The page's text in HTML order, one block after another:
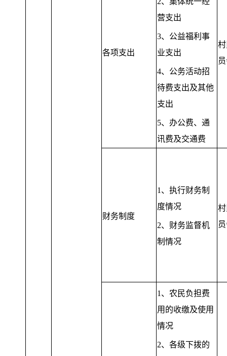
各项支出
营支出
3、公益福利事
业支出
4、公务活动招
待费支出及其他
支出
5、办公费、通
讯费及交通费
财务制度
1、执行财务制
度情况
2、财务监督机
制情况
1、农民负担费
用的收缴及使用
情况
2、各级下拨的